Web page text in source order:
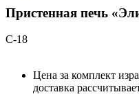
Пристенная печь
С-18
Цена за комплект
доставка